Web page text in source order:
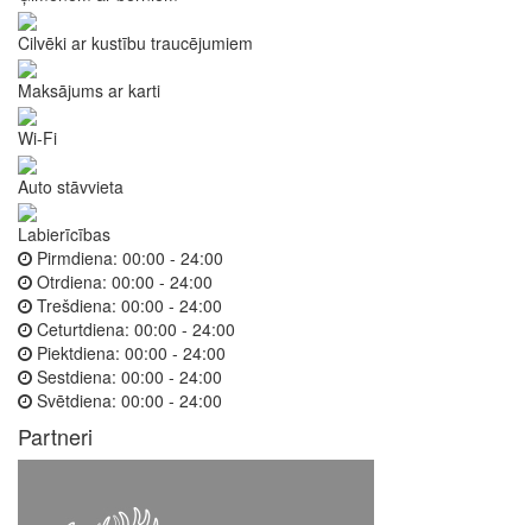
Cilvēki ar kustību traucējumiem
Maksājums ar karti
Wi-Fi
Auto stāvvieta
Labierīcības
Pirmdiena: 00:00 - 24:00
Otrdiena: 00:00 - 24:00
Trešdiena: 00:00 - 24:00
Ceturtdiena: 00:00 - 24:00
Piektdiena: 00:00 - 24:00
Sestdiena: 00:00 - 24:00
Svētdiena: 00:00 - 24:00
Partneri